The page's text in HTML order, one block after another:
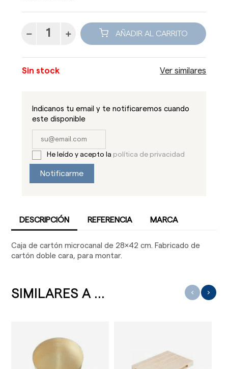
AÑADIR AL CARRITO
Sin stock Ver similares
Indicanos tu email y te notificaremos cuando
este disponible
He leído y acepto la política de privacidad
Notificarme
DESCRIPCIÓN REFERENCIA MARCA
Caja de cartón microcanal de 28x42 cm. Fabricado de
cartón doble cara, para montar.
SIMILARES A ... ‹ ›